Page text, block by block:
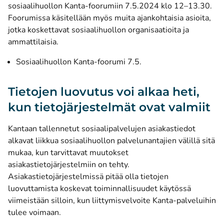
sosiaalihuollon Kanta-foorumiin 7.5.2024 klo 12–13.30.
Foorumissa käsitellään myös muita ajankohtaisia asioita,
jotka koskettavat sosiaalihuollon organisaatioita ja
ammattilaisia.
Sosiaalihuollon Kanta-foorumi 7.5.
Tietojen luovutus voi alkaa heti,
kun tietojärjestelmät ovat valmiit
Kantaan tallennetut sosiaalipalvelujen asiakastiedot
alkavat liikkua sosiaalihuollon palvelunantajien välillä sitä
mukaa, kun tarvittavat muutokset
asiakastietojärjestelmiin on tehty.
Asiakastietojärjestelmissä pitää olla tietojen
luovuttamista koskevat toiminnallisuudet käytössä
viimeistään silloin, kun liittymisvelvoite Kanta-palveluihin
tulee voimaan.